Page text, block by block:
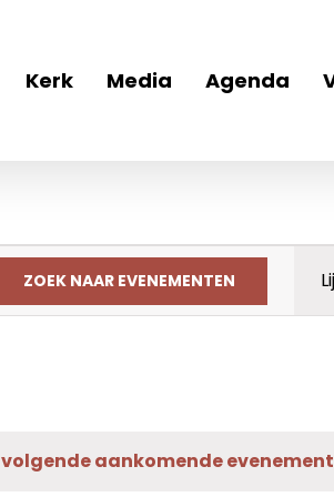
Kerk Media Agenda
volgende aankomende
ZOEK NAAR EVENEMENTEN